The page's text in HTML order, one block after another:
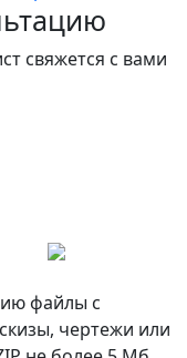
свяжется с вами
файлы с
чертежи или